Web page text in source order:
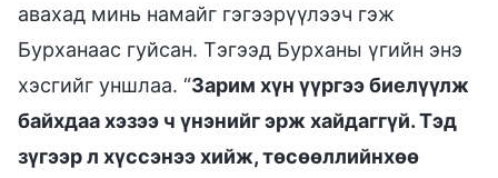
авахад минь намайг гэгээрүүлээч гэж
Бурханаас гуйсан. Тэгээд Бурханы үгийн энэ
хэсгийг уншлаа. “Зарим хүн үүргээ биелүүлж
байхдаа хэзээ ч үнэнийг эрж хайдаггүй. Тэд
зүгээр л хүссэнээ хийж, төсөөллийнхөө